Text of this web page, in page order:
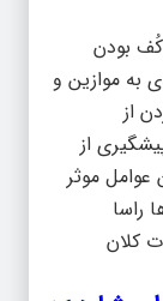
بودن
به موازین و
از
از
عوامل موثر
راسا
کلان